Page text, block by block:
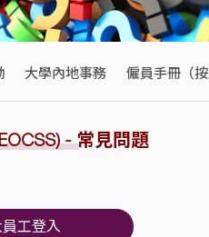
大學內地事務 僱員手冊（
- 常見問題
工登入